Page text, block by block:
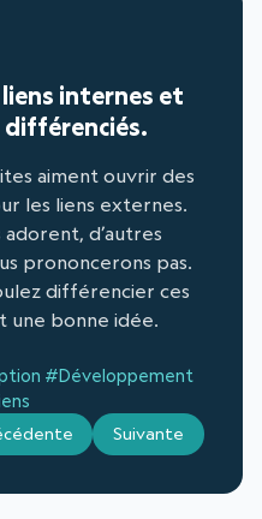
liens internes et
aiment ouvrir des
les liens externes.
d’autres
prononcerons pas.
différencier ces
une bonne idée.
#Développement
Suivante